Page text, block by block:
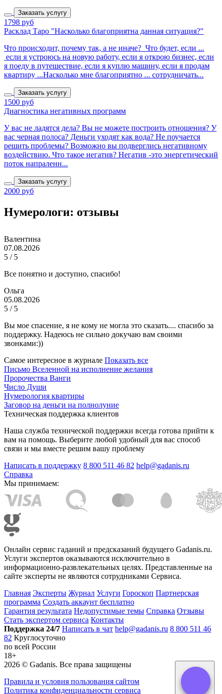
Заказать услугу
1798 руб
Расклад Таро "Насколько благоприятна данная ситуация?"
Что происходит, почему так, а не иначе? Что будет, если ...
если я устроюсь на новую работу, если я открою бизнес, если
я поеду в путешествие, если я куплю машину, если я продам
квартиру ...Насколько мне благоприятно ... сотрудничать...
Заказать услугу
1500 руб
Диагностика негативных программ
У вас не ладятся дела? Вы не можете построить отношения? У
вас черная полоса? Деньги уходят как вода? Не поучается
решить проблемы? Возможно вы подверглись негативному
воздействию. Что такое негатив? Негатив -это энергетический
поток напраленн...
Заказать услугу
2000 руб
Нумерологи: отзывы
Валентина
07.08.2026
5 / 5
Все понятно и доступно, спасибо!
Ольга
05.08.2026
5 / 5
Вы мое спасение, я не кому не могла это сказать.... спасибо за
поддержку. Надеюсь не сильно докучаю вам своими
звонками:))
Самое интересное в журнале Показать все
Письмо Вселенной на исполнение желания
Пророчества Ванги
Число Души
Нумерология квартиры
Заговор на деньги на полнолуние
Техническая поддержка клиентов
Наша служба технической поддержки всегда готова прийти к
вам на помощь. Выберите любой удобный для вас способ
связи и мы вместе решим вашу проблему
Написать в поддержку 8 800 511 46 82 help@gadanis.ru
Справка
Мы принимаем:
Онлайн сервис гаданий и предсказаний будущего Gadanis.ru.
Услуги экспертов оказываются исключительно в
информационно-развлекательных целях. Представленные на
сайте эксперты не являются сотрудниками Сервиса.
Главная Эксперты Журнал Услуги Гороскоп Партнерская
программа Создать аккаунт бесплатно
Гарантия результата Недопустимые темы Справка Отзывы
Стать экспертом сервиса Контакты
Поддержка 24/7 Написать в чат help@gadanis.ru 8 800 511 46
82 Круглосуточно
по всей России
18+
2026 © Gadanis. Все права защищены
Правила и условия пользования сайтом
Политика конфиденциальности сервиса